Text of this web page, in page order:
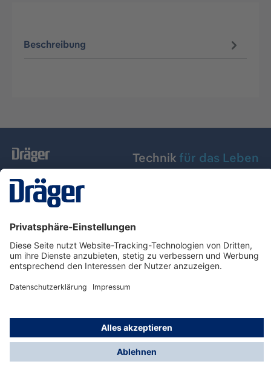
Beschreibung
Technik für das Leben
Dräger Austria GmbH
Über Dräger
Informationen
© Dräger Austria GmbH, 2024
* Alle Preise exkl. gesetzl. Mehrwertsteuer zzgl.
Versandkosten und ggf. Nachnahmegebühren, wenn